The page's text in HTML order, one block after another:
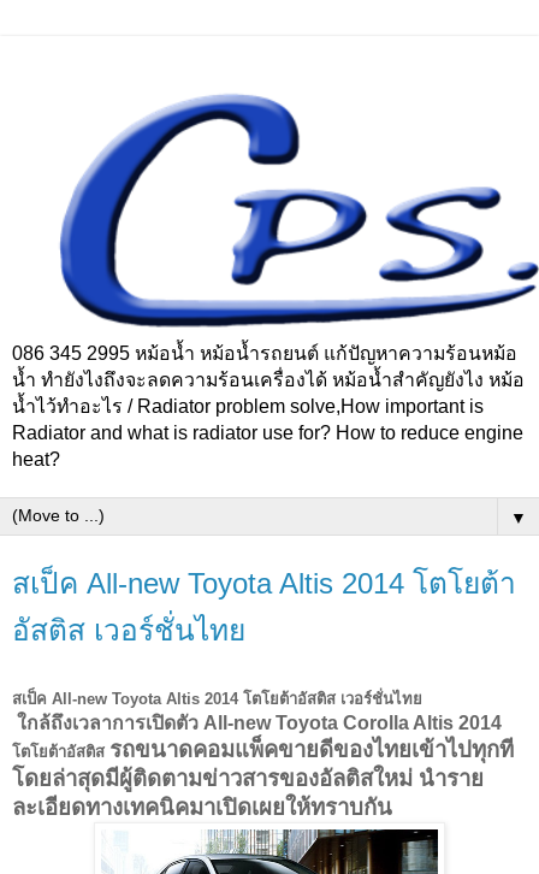
086 345 2995 หม้อน้ำ หม้อน้ำรถยนต์ แก้ปัญหาความร้อนหม้อ
น้ำ ทำยังไงถึงจะลดความร้อนเครื่องได้ หม้อน้ำสำคัญยังไง หม้อ
น้ำไว้ทำอะไร / Radiator problem solve,How important is
Radiator and what is radiator use for? How to reduce engine
heat?
▼
สเป็ค All-new Toyota Altis 2014 โตโยต้า
อัสติส เวอร์ชั่นไทย
สเป็ค All-new Toyota Altis 2014 โตโยต้าอัสติส เวอร์ชั่นไทย
ใกล้ถึงเวลาการเปิดตัว All-new Toyota Corolla Altis 2014
โตโยต้าอัสติส รถขนาดคอมแพ็คขายดีของไทยเข้าไปทุกที
โดยล่าสุดมีผู้ติดตามข่าวสารของอัลติสใหม่ นำราย
ละเอียดทางเทคนิคมาเปิดเผยให้ทราบกัน